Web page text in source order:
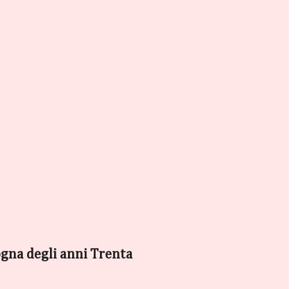
degli anni Trenta